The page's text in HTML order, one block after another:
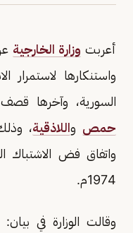
أعربت وزارة الخارجية
واستنكارها لاستمرار
السورية، وآخرها
حمص واللاذقية،
واتفاق فض الاشتباك
1974م.
وقالت الوزارة في